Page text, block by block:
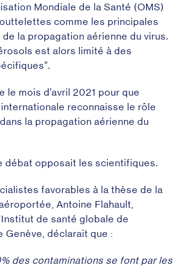
Mondiale de la Santé (OMS)
comme les principales
la propagation aérienne du virus.
est alors limité à des
le mois d’avril 2021 pour que
internationale reconnaisse le rôle
la propagation aérienne du
débat opposait les scientifiques.
favorables à la thèse de la
Antoine Flahault,
de santé globale de
Genève, déclarait que :
des contaminations se font par les